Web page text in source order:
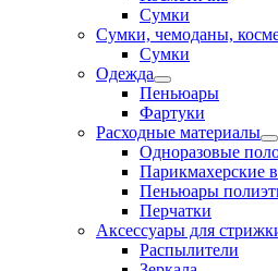
Сумки
Сумки, чемоданы,
Сумки
Одежда
Пеньюары
Фартуки
Расходные материалы
Одноразовые
Парикмахерские
Пеньюары
Перчатки
Аксессуары для
Распылители